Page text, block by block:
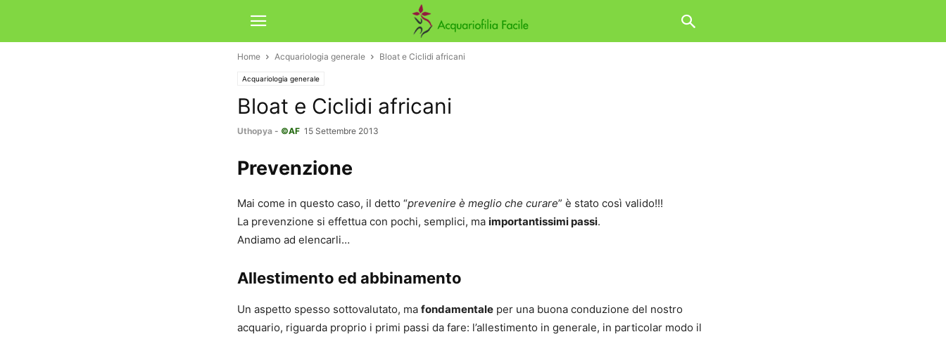
Home Acquariologia generale Bloat e Ciclidi africani
Acquariologia generale
Bloat e Ciclidi africani
Uthopya - ©AF 15 Settembre 2013
Prevenzione
Mai come in questo caso, il detto “prevenire è meglio che curare” è stato così valido!!!
La prevenzione si effettua con pochi, semplici, ma importantissimi passi.
Andiamo ad elencarli…
Allestimento ed abbinamento
Un aspetto spesso sottovalutato, ma fondamentale per una buona conduzione del nostro
acquario, riguarda proprio i primi passi da fare: l’allestimento in generale, in particolar modo il